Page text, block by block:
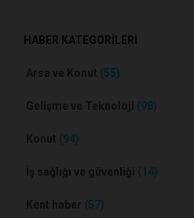
HABER KATEGORİLERİ
Arsa ve Konut (55)
Gelişme ve Teknoloji (98)
Konut (94)
İş sağlığı ve güvenliği (14)
Kent haber (57)